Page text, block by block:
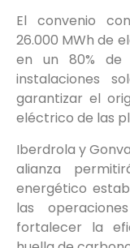
El convenio
26.000 MWh de
en un 80% de
instalaciones
garantizar el
eléctrico de las
Iberdrola y
alianza
energético
las
fortalecer la